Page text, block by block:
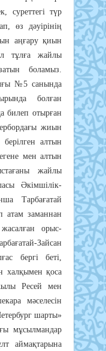
суреттегі түр
өз дәуірінің
аңғару қиын
тұлға жайлы
боламыз.
№5 санында
болған
билеп отырған
жиын
берілген алтын
мен алтын
жайлы
Әкімшілік-
Тарбағатай
атам заманнан
орыс-
Зайсан
бергі беті,
халқымен қоса
Ресей мен
мәселесін
шарты»
мұсылмандар
аймақтарына